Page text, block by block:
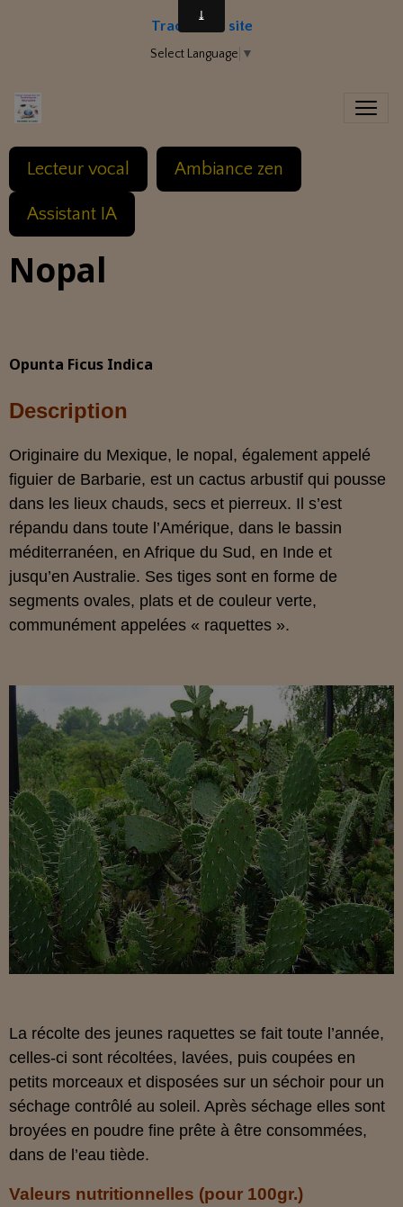
Traduire le site
Select Language ▼
Lecteur vocal Ambiance zen
Assistant IA
Nopal
Opunta Ficus Indica
Description
Originaire du Mexique, le nopal, également appelé
figuier de Barbarie, est un cactus arbustif qui pousse
dans les lieux chauds, secs et pierreux. Il s’est
répandu dans toute l’Amérique, dans le bassin
méditerranéen, en Afrique du Sud, en Inde et
jusqu’en Australie. Ses tiges sont en forme de
segments ovales, plats et de couleur verte,
communément appelées « raquettes ».
La récolte des jeunes raquettes se fait toute l’année,
celles-ci sont récoltées, lavées, puis coupées en
petits morceaux et disposées sur un séchoir pour un
séchage contrôlé au soleil. Après séchage elles sont
broyées en poudre fine prête à être consommées,
dans de l’eau tiède.
Valeurs nutritionnelles (pour 100gr.)